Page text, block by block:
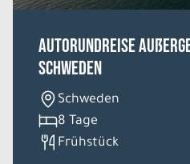
Autorundreise
Schweden
Schweden
8 Tage
Frühstück